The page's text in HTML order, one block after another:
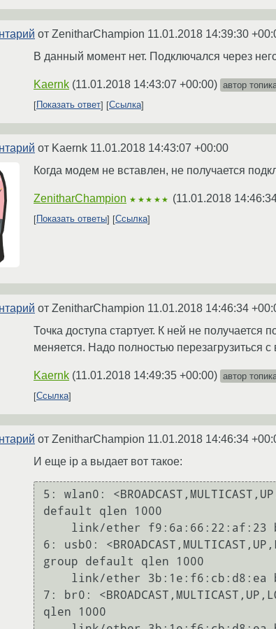
от ZenitharChampion 11.01.2018 14:39:30
В данный момент нет. Подключался через
Kaernk (11.01.2018 14:43:07 +00:00) автор
Показать ответ
Ссылка
от Kaernk 11.01.2018 14:43:07 +00:00
Когда модем не вставлен, не получается
ZenitharChampion ★★★★★ (11.01.2018
Показать ответы Ссылка
от ZenitharChampion 11.01.2018 14:46:34
Точка доступа стартует. К ней не
меняется. Надо полностью перезагрузиться
Kaernk (11.01.2018 14:49:35 +00:00) автор
Ссылка
от ZenitharChampion 11.01.2018 14:46:34
И еще ip a выдает вот такое:
5: wlan0:
default qlen 1000
6: usb0:
group default qlen 1000
7: br0:
qlen 1000